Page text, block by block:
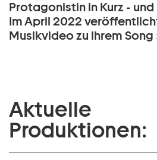
Protagonistin in Kurz -
Im April 2022
Musikvideo zu ihrem
Aktuelle
Produktionen: